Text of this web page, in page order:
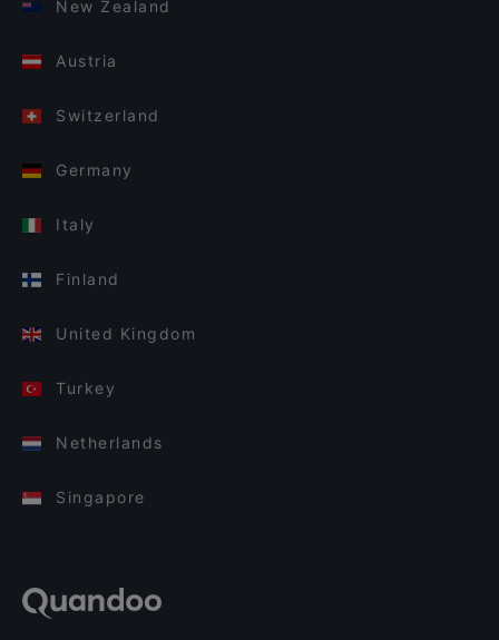
New Zealand
Austria
Switzerland
Germany
Italy
Finland
United Kingdom
Turkey
Netherlands
Singapore